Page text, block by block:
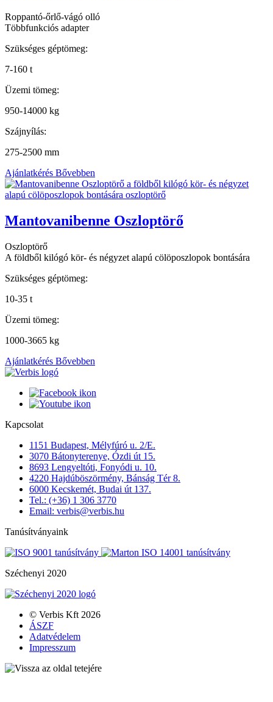
Roppantó-őrlő-vágó olló
Többfunkciós adapter
Szükséges géptömeg:
7-160 t
Üzemi tömeg:
950-14000 kg
Szájnyílás:
275-2500 mm
Ajánlatkérés Bővebben
Mantovanibenne Oszloptörő
Oszloptörő
A földből kilógó kör- és négyzet alapú cölöposzlopok bontására
Szükséges géptömeg:
10-35 t
Üzemi tömeg:
1000-3665 kg
Ajánlatkérés Bővebben
Kapcsolat
1151 Budapest, Mélyfúró u. 2/E.
3070 Bátonyterenye, Ózdi út 15.
8693 Lengyeltóti, Fonyódi u. 10.
4220 Hajdúböszörmény, Bánság Tér 8.
6000 Kecskemét, Budai út 137.
Tel.: (+36) 1 306 3770
Email: verbis@verbis.hu
Tanúsítványaink
Széchenyi 2020
© Verbis Kft 2026
ÁSZF
Adatvédelem
Impresszum